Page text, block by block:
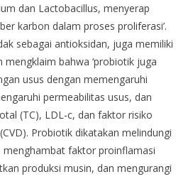
dan Lactobacillus, menyerap
karbon dalam proses proliferasi’.
sebagai antioksidan, juga memiliki
bahwa ‘probiotik juga
usus dengan memengaruhi
permeabilitas usus, dan
(TC), LDL-c, dan faktor risiko
Probiotik dikatakan melindungi
menghambat faktor proinflamasi
produksi musin, dan mengurangi